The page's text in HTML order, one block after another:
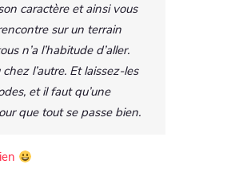
caractère et ainsi vous
sur un terrain
n’a l’habitude d’aller.
l’autre. Et laissez-les
et il faut qu’une
que tout se passe bien.